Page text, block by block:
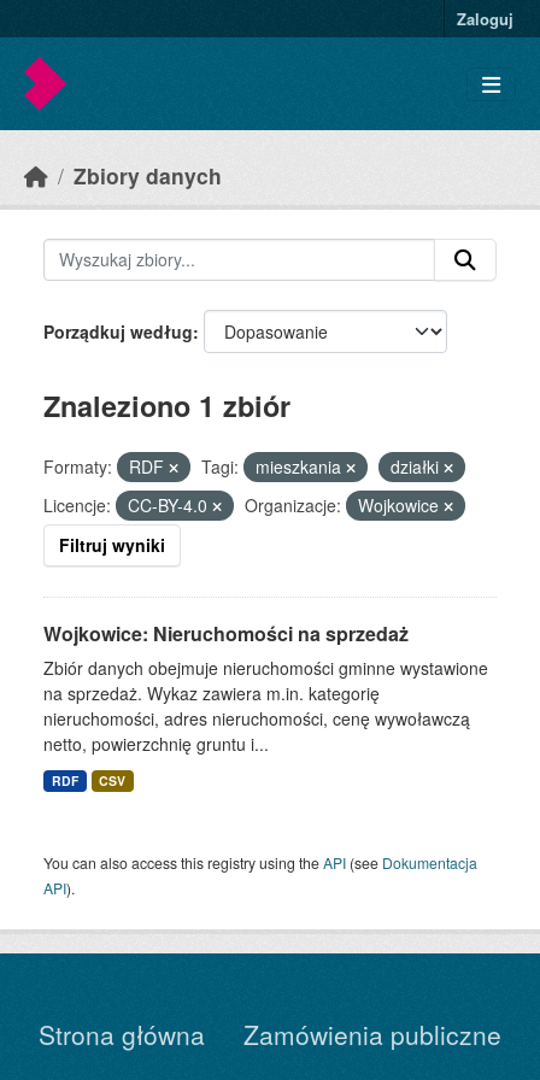
Zaloguj
Zbiory danych
Porządkuj według
Znaleziono 1 zbiór
Formaty: RDF Tagi: mieszkania
działki
Licencje:
CC-BY-4.0 Organizacje:
Wojkowice
Filtruj wyniki
Wojkowice: Nieruchomości na sprzedaż
Zbiór danych obejmuje nieruchomości gminne wystawione
na sprzedaż. Wykaz zawiera m.in. kategorię
nieruchomości, adres nieruchomości, cenę wywoławczą
netto, powierzchnię gruntu i...
RDF CSV
You can also access this registry using theAPI (see Dokumentacja
API).
Strona główna
Zamówienia publiczne